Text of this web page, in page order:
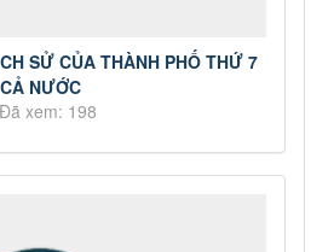
SỬ CỦA THÀNH PHỐ THỨ 7
CẢ NƯỚC
xem: 198